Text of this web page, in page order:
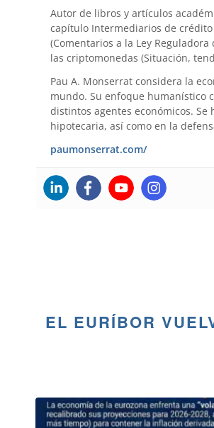
Autor de libros y artículos
capítulo Intermediarios de
(Comentarios a la Ley
las criptomonedas (Situación,
Pau A. Monserrat considera la
mundo. Su enfoque humanístico
distintos agentes económicos.
hipotecaria, así como en la
paumonserrat.com/
EL EURÍBOR